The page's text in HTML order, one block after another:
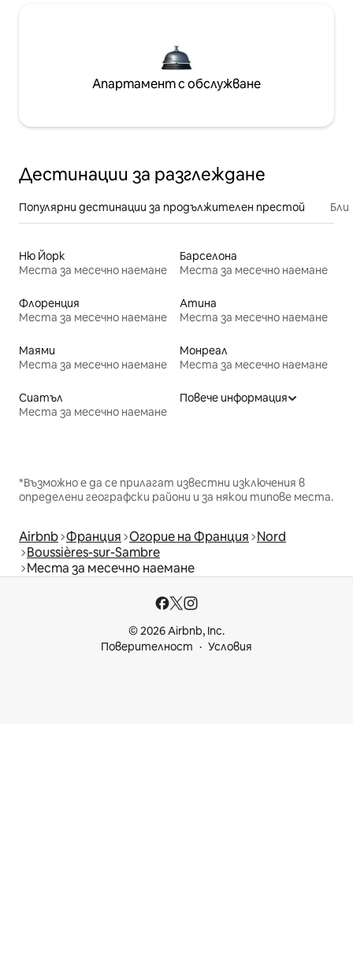
Апартамент с обслужване
Дестинации за разглеждане
Популярни дестинации за продължителен престой
Ню Йорк
Места за месечно наемане
Барселона
Места за месечно наемане
Флоренция
Места за месечно наемане
Атина
Места за месечно наемане
Маями
Места за месечно наемане
Монреал
Места за месечно наемане
Сиатъл
Места за месечно наемане
Повече информация
*Възможно е да се прилагат известни изключения в
определени географски райони и за някои типове места.
Airbnb Франция Огорие на Франция Nord
Boussières-sur-Sambre
Места за месечно наемане
© 2026 Airbnb, Inc.
Поверителност
Условия